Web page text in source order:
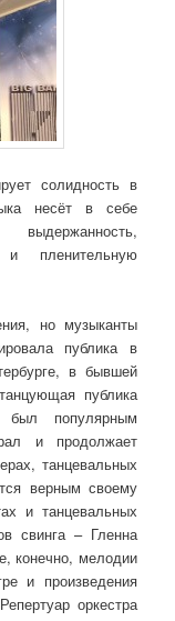
солидность в
несёт в себе
и пленительную
но музыканты
публика в
в бывшей
публика
популярным
и продолжает
танцевальных
верным своему
и танцевальных
свинга – Гленна
конечно, мелодии
и произведения
оркестра